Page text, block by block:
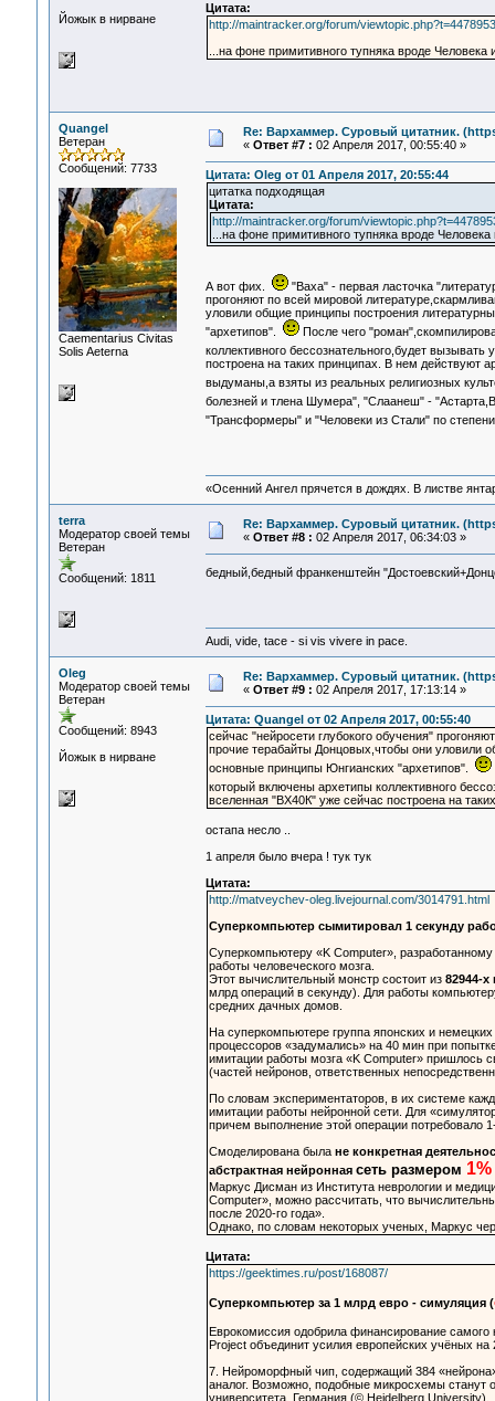
Йожык в нирване
Цитата:
http://maintracker.org/forum/viewtopic.php?t=4478953
...на фоне примитивного тупняка вроде
Quangel
Ветеран
Сообщений: 7733
Сaementarius Civitas
Solis Aeterna
Re: Вархаммер. Суровый цитатник.
« Ответ #7 : 02 Апреля 2017, 00:55:40 »
Цитата: Oleg от 01 Апреля 2017, 20:55:44
цитатка подходящая
Цитата:
http://maintracker.org/forum/
...на фоне примитивного тупняка вроде
А вот фих.
"Ваха" - первая ласточка
прогоняют по всей мировой
уловили общие принципы построения
"архетипов".
После чего
коллективного бессознательного,будет
построена на таких принципах. В нем действуют
выдуманы,а взяты из реальных религиозных
болезней и тлена Шумера", "Слаанеш" -
"Трансформеры" и "Человеки из Стали" по
«Осенний Ангел прячется в дождях. В листве
terra
Модератор своей темы
Ветеран
Сообщений: 1811
Re: Вархаммер. Суровый цитатник.
« Ответ #8 : 02 Апреля 2017, 06:34:03 »
бедный,бедный франкенштейн
Audi, vide, tace - si vis vivere in pace.
Oleg
Модератор своей темы
Ветеран
Сообщений: 8943
Йожык в нирване
Re: Вархаммер. Суровый цитатник.
« Ответ #9 : 02 Апреля 2017, 17:13:14 »
Цитата: Quangel от 02 Апреля 2017, 00:55:40
сейчас "нейросети глубокого обучения"
прочие терабайты Донцовых,чтобы они уловили
основные принципы Юнгианских "архетипов".
который включены архетипы коллективного
вселенная "ВХ40К" уже сейчас построена на
остапа несло ..
1 апреля было вчера ! тук тук
Цитата:
http://matveychev-oleg.livejournal.com/3014791.html
Суперкомпьютер сымитировал 1 секунду
Суперкомпьютеру «K Computer»,
работы человеческого мозга.
Этот вычислительный монстр состоит из 82944-
млрд операций в секунду). Для работы
средних дачных домов.
На суперкомпьютере группа японских и
процессоров «задумались» на 40 мин при
имитации работы мозга «K Computer» пришлось
(частей нейронов, ответственных
По словам экспериментаторов, в их системе
имитации работы нейронной сети. Для
причем выполнение этой операции потребовало
Смоделирована была не конкретная
абстрактная нейронная сеть размером 1%
Маркус Дисман из Института неврологии и
Computer», можно рассчитать, что
после 2020-го года».
Однако, по словам некоторых ученых, Маркус
Цитата:
https://geektimes.ru/post/168087/
Cуперкомпьютер за 1 млрд евро - симуляция (
Еврокомиссия одобрила финансирование самого
Project объединит усилия европейских учёных
7. Нейроморфный чип, содержащий 384
аналог. Возможно, подобные микросхемы станут
университета, Германия (© Heidelberg University).